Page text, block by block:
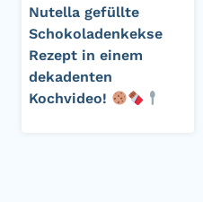
Nutella gefüllte
Schokoladenkekse
Rezept in einem
dekadenten
Kochvideo!